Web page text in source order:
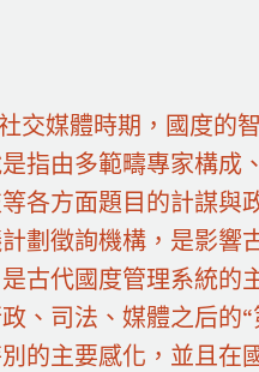
交媒體時期，國度的
指由多範疇專家構成
各方面題目的計謀與
劃徵詢機構，是影響
古代國度管理系統的
、司法、媒體之后的
的主要感化，並且在